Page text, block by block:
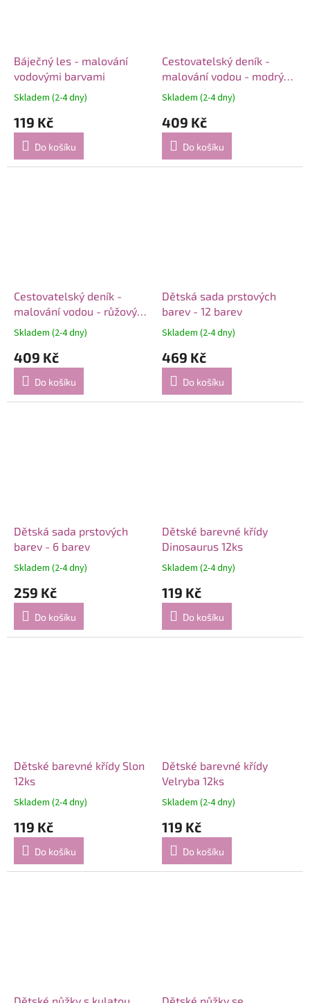
Báječný les - malování
vodovými barvami
Skladem (2-4 dny)
119 Kč
Do košíku
Cestovatelský deník -
malování vodou - modrý
A5
Skladem (2-4 dny)
409 Kč
Do košíku
Cestovatelský deník -
malování vodou - růžový
A5
Skladem (2-4 dny)
409 Kč
Do košíku
Dětská sada prstových
barev - 12 barev
Skladem (2-4 dny)
469 Kč
Do košíku
Dětská sada prstových
barev - 6 barev
Skladem (2-4 dny)
259 Kč
Do košíku
Dětské barevné křídy
Dinosaurus 12ks
Skladem (2-4 dny)
119 Kč
Do košíku
Dětské barevné křídy Slon
12ks
Skladem (2-4 dny)
119 Kč
Do košíku
Dětské barevné křídy
Velryba 12ks
Skladem (2-4 dny)
119 Kč
Do košíku